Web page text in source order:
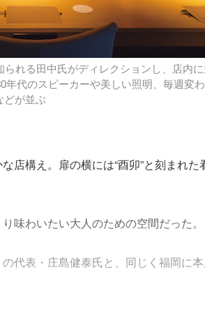
れる田中氏がディレクションし、店内
代のスピーカーや美しい照明、毎週変
どが並ぶ
店構え。扉の横には“酉卯”と刻まれた
味わいたい大人のための空間だった。
代表・庄島健泰氏と、同じく福岡に本